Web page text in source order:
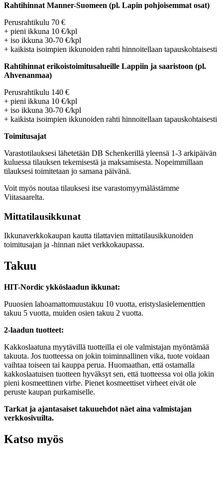
Rahtihinnat Manner-Suomeen (pl. Lapin pohjoisemmat osat)
Perusrahtikulu 70 €
+ pieni ikkuna 10 €/kpl
+ iso ikkuna 30-70 €/kpl
+ kaikista isoimpien ikkunoiden rahti hinnoitellaan tapauskohtaisesti
Rahtihinnat erikoistoimitusalueille Lappiin ja saaristoon (pl.
Ahvenanmaa)
Perusrahtikulu 140 €
+ pieni ikkuna 10 €/kpl
+ iso ikkuna 30-70 €/kpl
+ kaikista isoimpien ikkunoiden rahti hinnoitellaan tapauskohtaisesti
Toimitusajat
Varastotilauksesi lähetetään DB Schenkerillä yleensä 1-3 arkipäivän
kuluessa tilauksen tekemisestä ja maksamisesta. Nopeimmillaan
tilauksesi toimitetaan jo samana päivänä.
Voit myös noutaa tilauksesi itse varastomyymälästämme
Viitasaarelta.
Mittatilausikkunat
Ikkunaverkkokaupan kautta tilattavien mittatilausikkunoiden
toimitusajan ja -hinnan näet verkkokaupassa.
Takuu
HIT-Nordic ykköslaadun ikkunat:
Puuosien lahoamattomuustakuu 10 vuotta, eristyslasielementtien
takuu 5 vuotta, muiden osien takuu 2 vuotta.
2-laadun tuotteet:
Kakkoslaatuna myytävillä tuotteilla ei ole valmistajan myöntämää
takuuta. Jos tuotteessa on jokin toiminnallinen vika, tuote voidaan
vaihtaa toiseen tai kauppa perua. Huomaathan, että ostamalla
kakkoslaatuisen tuotteen hyväksyt sen, että tuotteessa voi olla jokin
pieni kosmeettinen virhe. Pienet kosmeettiset virheet eivät ole
peruste kaupan purkamiselle.
Tarkat ja ajantasaiset takuuehdot näet aina valmistajan
verkkosivuilta.
Katso myös